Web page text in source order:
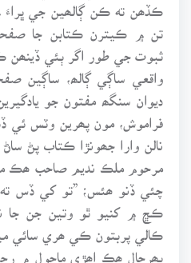
ڪڏھن ته ڪن ڳالھين جي ڀراءَ
تن ۾ ڪيترن ڪتابن جا صفحا
ثبوت جي طور اگر ٻئي ڏينھن
واقعي ساڳي ڳالھ، ساڳين
ديوان سنگھ مفتون جو
فراموش، مون پھرين وٽس ئي
نالن وارا جھونڙا ڪتاب پڻ
مرحوم ملڪ نديم صاحب ھڪ
چئي ڏنو ھئس؛ ”تو کي ڏس ته
ڪڇ ۾ کنيو ٿو وتين جن جا
ڪالي پربتون ڪي ھري سائي
بھرحال ھڪ اھڙي ماحول ۾